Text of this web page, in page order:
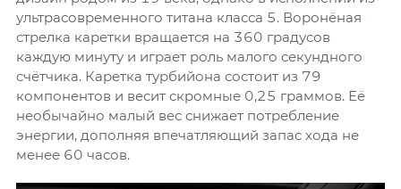
ультрасовременного титана класса 5. Воронёная
стрелка каретки вращается на 360 градусов
каждую минуту и играет роль малого секундного
счётчика. Каретка турбийона состоит из 79
компонентов и весит скромные 0,25 граммов. Её
необычайно малый вес снижает потребление
энергии, дополняя впечатляющий запас хода не
менее 60 часов.